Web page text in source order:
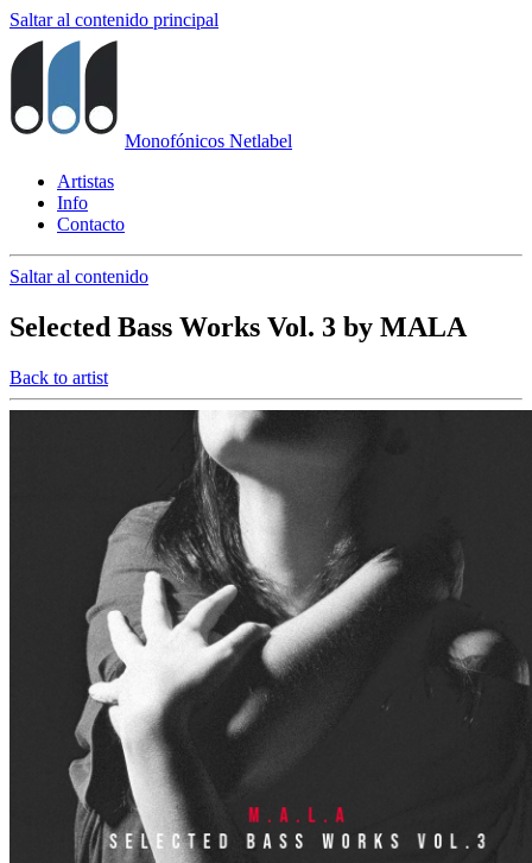
Saltar al contenido principal
Monofónicos Netlabel
Artistas
Info
Contacto
Saltar al contenido
Selected Bass Works Vol. 3 by MALA
Back to artist